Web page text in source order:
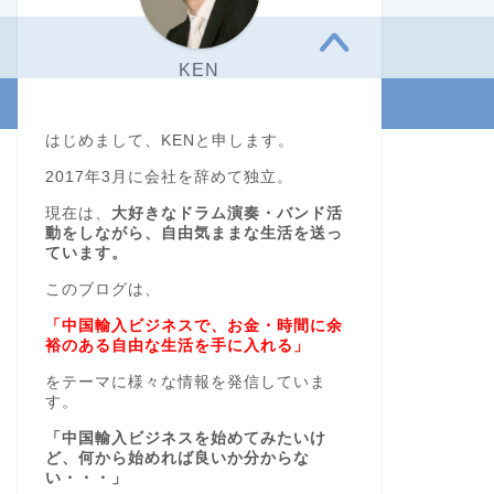
KEN
はじめまして、KENと申します。
2017年3月に会社を辞めて独立。
現在は、 大好きなドラム演奏・バンド活
動をしながら、自由気ままな生活を送っ
ています。
このブログは、
「中国輸入ビジネスで、お金・時間に余
裕のある自由な生活を手に入れる」
をテーマに様々な情報を発信していま
す。
「中国輸入ビジネスを始めてみたいけ
ど、何から始めれば良いか分からな
い・・・」